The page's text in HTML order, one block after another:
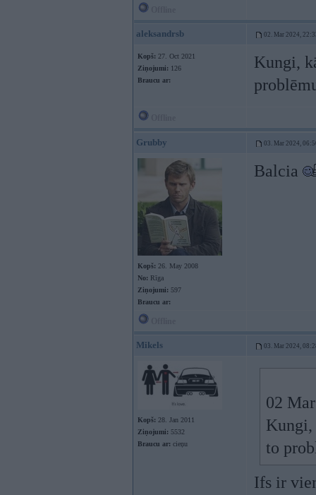
aleksandrsb 02. Mar 2024,
Kopš: 27. Oct 2021
Ziņojumi: 126
Braucu ar:
Kungi,
Grubby 03. Mar 2024,
Kopš: 26. May 2008
No: Rīga
Ziņojumi: 597
Braucu ar:
Balcia
Mikels 03. Mar 2024,
Kopš: 28. Jan 2011
Ziņojumi: 5532
Braucu ar: cieņu
02
Kungi,
to
Ifs ir